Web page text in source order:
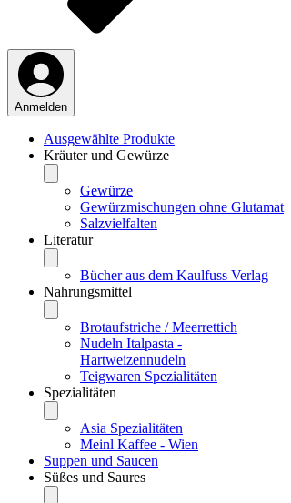
Anmelden
Ausgewählte Produkte
Kräuter und Gewürze
Gewürze
Gewürzmischungen ohne Glutamat
Salzvielfalten
Literatur
Bücher aus dem Kaulfuss Verlag
Nahrungsmittel
Brotaufstriche / Meerrettich
Nudeln Italpasta -
Hartweizennudeln
Teigwaren Spezialitäten
Spezialitäten
Asia Spezialitäten
Meinl Kaffee - Wien
Suppen und Saucen
Süßes und Saures